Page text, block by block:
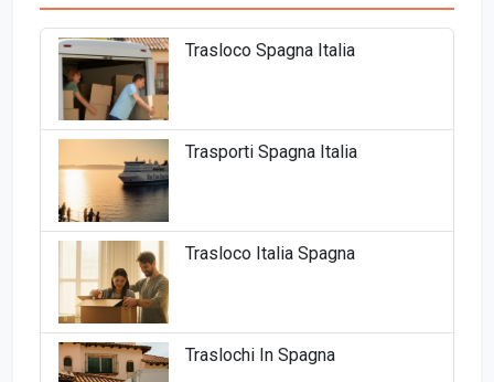
Trasloco Spagna Italia
Trasporti Spagna Italia
Trasloco Italia Spagna
Traslochi In Spagna